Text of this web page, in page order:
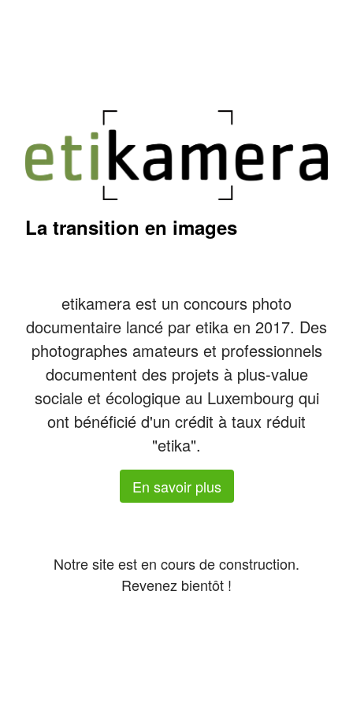
La transition en images
etikamera est un concours photo
documentaire lancé par etika en 2017. Des
photographes amateurs et professionnels
documentent des projets à plus-value
sociale et écologique au Luxembourg qui
ont bénéficié d'un crédit à taux réduit
"etika".
En savoir plus
Notre site est en cours de construction.
Revenez bientôt !